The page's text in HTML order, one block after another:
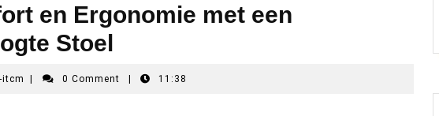
en Ergonomie met een
Stoel
stichting-0 Comment 11:38